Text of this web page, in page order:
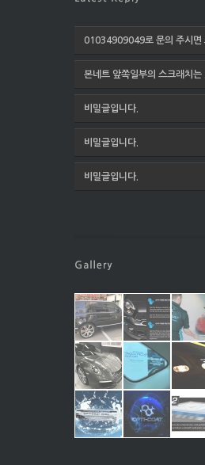
01034909049로 문의 주시면
본네트 앞쪽일부의 스크래치는
비밀글입니다.
비밀글입니다.
비밀글입니다.